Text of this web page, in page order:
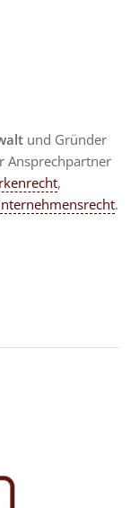
und Gründer
Ansprechpartner
,
.